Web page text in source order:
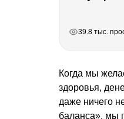
39.8 тыс.
Когда мы
здоровья,
даже ничего
баланса», мы